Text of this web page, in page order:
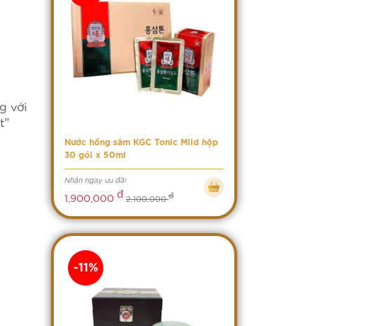
với
Nước hồng sâm KGC Tonic Mild hộp
30 gói x 50ml
Nhận ngay ưu đãi
1,900,000 đ 2,100,000đ
-11%